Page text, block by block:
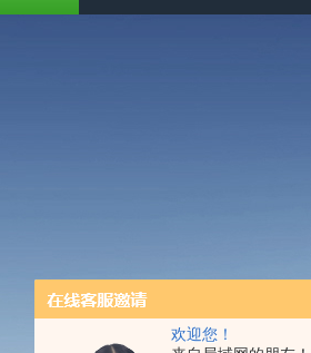
欢迎您！